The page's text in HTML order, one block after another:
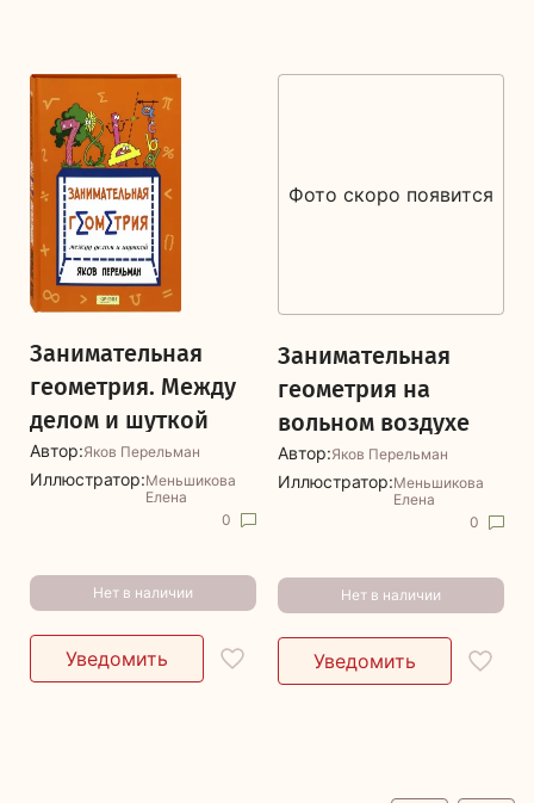
Занимательная
геометрия. Между
делом и шуткой
Автор:Яков Перельман
Иллюстратор:Меньшикова
Елена
0
Нет в наличии
Фото скоро появится
Занимательная
геометрия на
вольном воздухе
Автор:Яков Перельман
Иллюстратор:Меньшикова
Елена
0
Нет в наличии